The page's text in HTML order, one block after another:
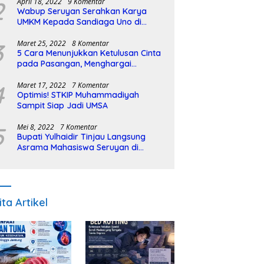
Wabup Seruyan Serahkan Karya
UMKM Kepada Sandiaga Uno di
Maret 25, 2022 8 Komentar
5 Cara Menunjukkan Ketulusan Cinta
pada Pasangan, Menghargai
Maret 17, 2022 7 Komentar
Optimis! STKIP Muhammadiyah
Sampit Siap Jadi UMSA
Mei 8, 2022 7 Komentar
Bupati Yulhaidir Tinjau Langsung
Asrama Mahasiswa Seruyan di
Artikel